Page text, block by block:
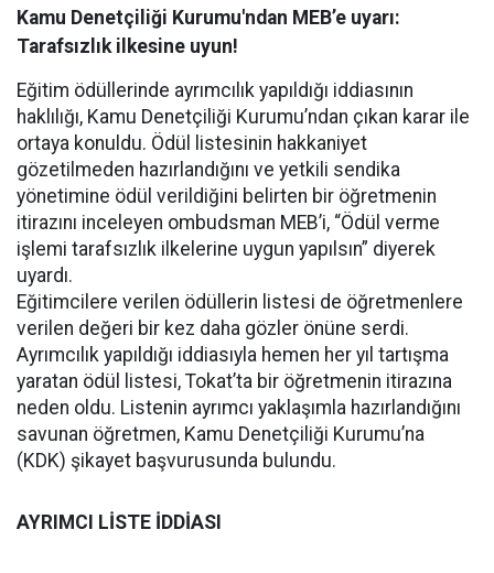
Kamu Denetçiliği Kurumu'ndan MEB’e uyarı:
Tarafsızlık ilkesine uyun!
Eğitim ödüllerinde ayrımcılık yapıldığı iddiasının
haklılığı, Kamu Denetçiliği Kurumu’ndan çıkan karar ile
ortaya konuldu. Ödül listesinin hakkaniyet
gözetilmeden hazırlandığını ve yetkili sendika
yönetimine ödül verildiğini belirten bir öğretmenin
itirazını inceleyen ombudsman MEB’i, “Ödül verme
işlemi tarafsızlık ilkelerine uygun yapılsın” diyerek
uyardı.
Eğitimcilere verilen ödüllerin listesi de öğretmenlere
verilen değeri bir kez daha gözler önüne serdi.
Ayrımcılık yapıldığı iddiasıyla hemen her yıl tartışma
yaratan ödül listesi, Tokat’ta bir öğretmenin itirazına
neden oldu. Listenin ayrımcı yaklaşımla hazırlandığını
savunan öğretmen, Kamu Denetçiliği Kurumu’na
(KDK) şikayet başvurusunda bulundu.
AYRIMCI LİSTE İDDİASI